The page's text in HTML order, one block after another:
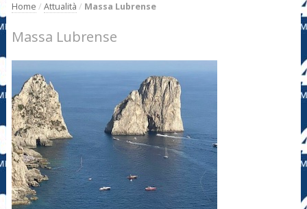
Home / Attualità / Massa Lubrense
Massa Lubrense